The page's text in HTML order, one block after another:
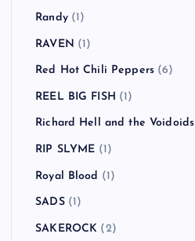
Randy(1)
RAVEN (1)
Red Hot Chili Peppers (6)
REEL BIG FISH (1)
Richard Hell and the Voidoids
RIP SLYME (1)
Royal Blood (1)
SADS(1)
SAKEROCK (2)